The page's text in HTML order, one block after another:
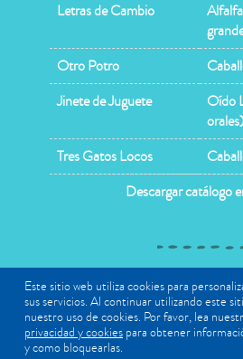
Letras de Cambio
Otro Potro
Jinete de Juguete
Oído
orales)
Tres Gatos Locos
Descargar catálogo
Copyright © 2026 Abran Cancha |
Política de
Este sitio web utiliza cookies para
sus servicios. Al continuar utilizando este
nuestro uso de cookies. Por favor, lea
privacidad y cookies para obtener
y como bloquearlas.